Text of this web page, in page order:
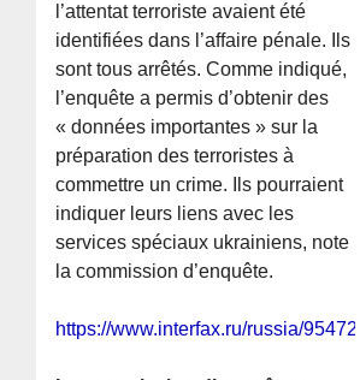
l’attentat terroriste avaient été
identifiées dans l’affaire pénale. Ils
sont tous arrêtés. Comme indiqué,
l’enquête a permis d’obtenir des
« données importantes » sur la
préparation des terroristes à
commettre un crime. Ils pourraient
indiquer leurs liens avec les
services spéciaux ukrainiens, note
la commission d’enquête.
https://www.interfax.ru/russia/954724